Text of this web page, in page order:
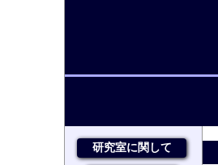
研究室に関して